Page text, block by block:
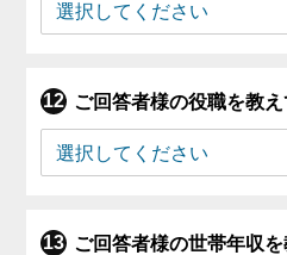
ご回答者様の役職を教え
ご回答者様の世帯年収